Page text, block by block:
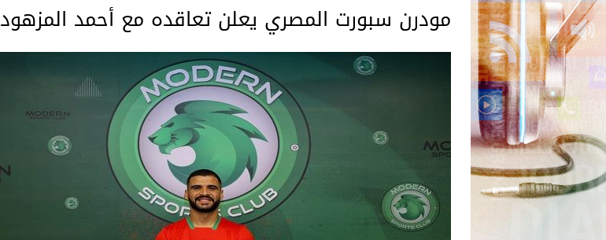
مودرن سبورت المصري يعلن تعاقده مع أحمد المزهود